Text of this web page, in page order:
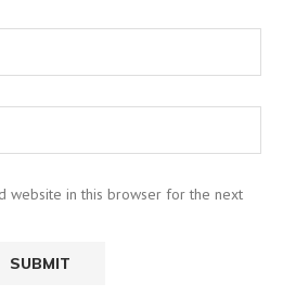
website in this browser for the next